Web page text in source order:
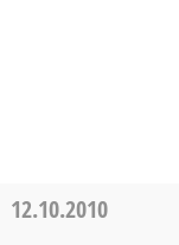
12.10.2010